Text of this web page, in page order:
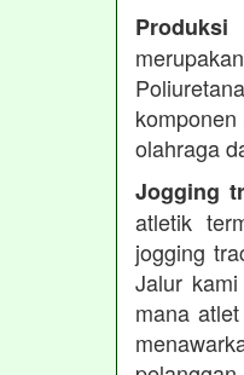
Produksi
olahraga
Jogging
atletik
jogging
Jalur
mana